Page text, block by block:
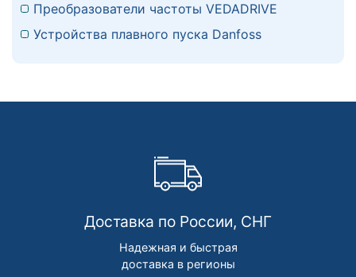
Преобразователи частоты VEDADRIVE
Устройства плавного пуска Danfoss
Доставка по России, СНГ
Надежная и быстрая
доставка в регионы